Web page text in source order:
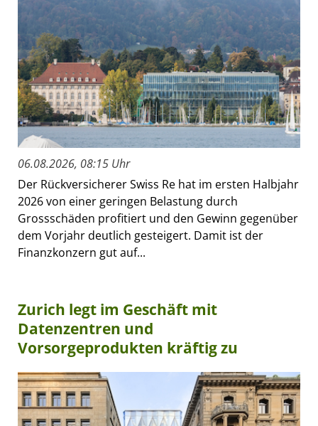
06.08.2026, 08:15 Uhr
Der Rückversicherer Swiss Re hat im ersten Halbjahr
2026 von einer geringen Belastung durch
Grossschäden profitiert und den Gewinn gegenüber
dem Vorjahr deutlich gesteigert. Damit ist der
Finanzkonzern gut auf...
Zurich legt im Geschäft mit
Datenzentren und
Vorsorgeprodukten kräftig zu